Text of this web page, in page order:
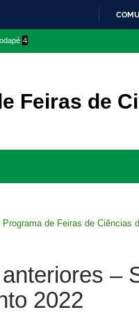
4
Feiras de
Programa de Feiras de Ciências
–
2022